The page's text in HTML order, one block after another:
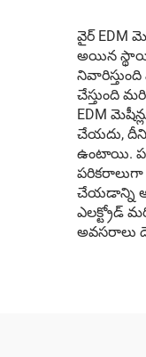
వైర్ EDM
అయిన
చేస్తుంది
EDM
చేయదు, దీని
ఉంటాయి.
పరికరాలుగా
చేయడాన్ని
ఎలక్ట్రోడ్
అవసరాలు